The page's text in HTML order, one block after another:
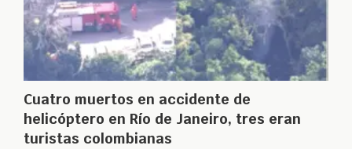
Cuatro muertos en accidente de
helicóptero en Río de Janeiro, tres eran
turistas colombianas